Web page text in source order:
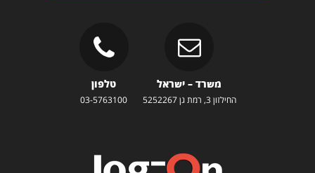
משרד – ישראל
החילזון 3, רמת גן 5252267
טלפון
03-5763100